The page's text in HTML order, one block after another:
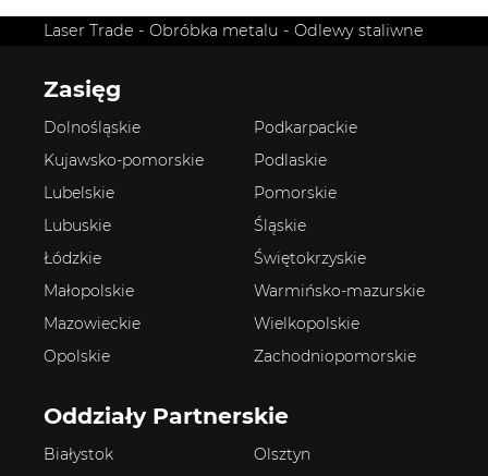
Laser Trade - Obróbka metalu - Odlewy staliwne
Zasięg
Dolnośląskie
Kujawsko-pomorskie
Lubelskie
Lubuskie
Łódzkie
Małopolskie
Mazowieckie
Opolskie
Podkarpackie
Podlaskie
Pomorskie
Śląskie
Świętokrzyskie
Warmińsko-mazurskie
Wielkopolskie
Zachodniopomorskie
Oddziały Partnerskie
Białystok
Olsztyn